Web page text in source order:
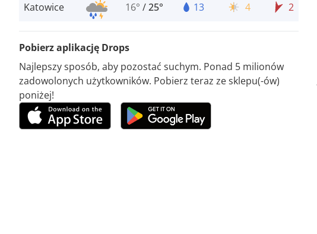
Katowice 16° /25° 13 4 2
Pobierz aplikację Drops
Najlepszy sposób, aby pozostać suchym. Ponad 5 milionów
zadowolonych użytkowników. Pobierz teraz ze sklepu(-ów)
poniżej!